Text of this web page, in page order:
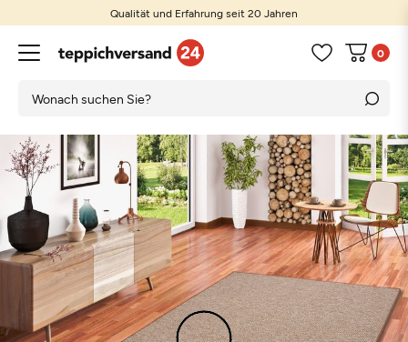
Qualität und Erfahrung seit 20 Jahren
0